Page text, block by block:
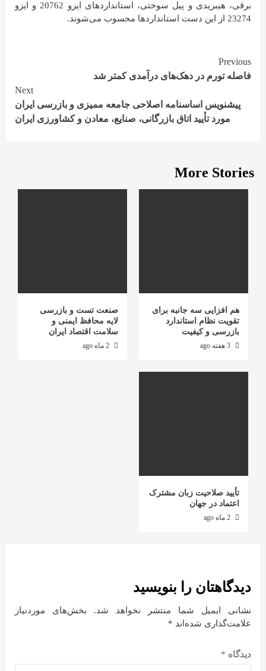
برقی، هیبریدی و پیل سوختی، استانداردهای ایزو 20762 و ایزو
23274 از این دست استانداردها محسوب می‌شوند.
Continue
Reading
Previous
فاصله تورم در دهک‌های درآمدی کمتر شد
Next
پیشنویس اساسنامه اصلاحی جامعه ممیزی و بازرسی ایران
مورد تأیید اتاق بازرگانی، صنایع، معادن و کشاورزی ایران
More Stories
هم افزایی سه جانبه برای
تقویت نظام استاندارد
بازرسی و کیفیت
صنعت تست و بازرسی
لایه محافظ ایمنی و
سلامت اقتصاد ایران
تأیید صلاحیت زبان مشترک
اعتماد در جهان
دیدگاهتان را بنویسید
نشانی ایمیل شما منتشر نخواهد شد.
بخش‌های موردنیاز
علامت‌گذاری شده‌اند *
دیدگاه *